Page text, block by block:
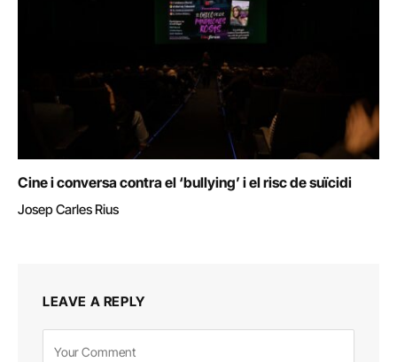
Cine i conversa contra el ‘bullying’ i el risc de suïcidi
Josep Carles Rius
LEAVE A REPLY